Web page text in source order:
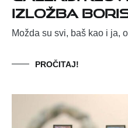
izložba
Možda su svi, baš kao i ja,
PROČITAJ!